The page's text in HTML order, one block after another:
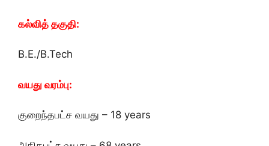
கல்வித் தகுதி:
B.E./B.Tech
வயது வரம்பு:
குறைந்தபட்ச வயது – 18 years